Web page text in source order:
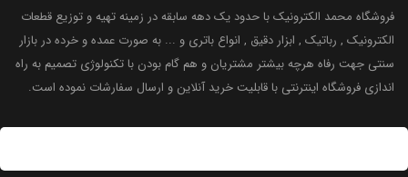
فروشگاه محمد الکترونیک با حدود یک دهه سابقه در زمینه تهیه و توزیع قطعات
الکترونیک , رباتیک , ابزار دقیق , انواع باتری و ... به صورت عمده و خرده در بازار
سنتی جهت رفاه هرچه بیشتر مشتریان و هم گام بودن با تکنولوژی تصمیم به راه
اندازی فروشگاه اینترنتی با قابلیت خرید آنلاین و ارسال سفارشات نموده است.